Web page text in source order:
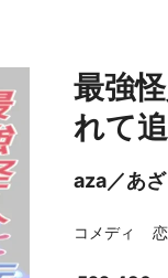
最強
れて
aza／あざ
コメディ